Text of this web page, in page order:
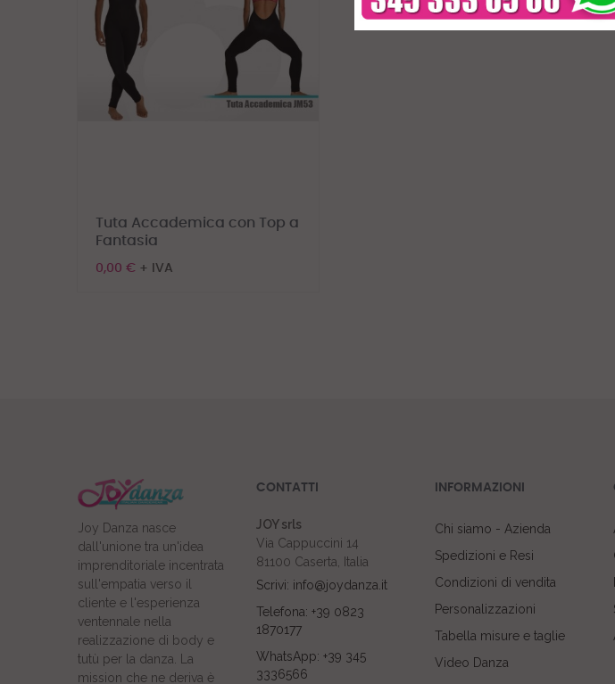
Tuta Accademica con Top a
Fantasia
0,00 € + IVA
Joy Danza nasce
dall'unione tra un'idea
imprenditoriale incentrata
sull'empatia verso il
cliente e l'esperienza
ventennale nella
realizzazione di body e
tutù per la danza. La
mission che ne deriva è
CONTATTI
JOY srls
Via Cappuccini 14
81100 Caserta, Italia
Scrivi: info@joydanza.it
Telefona: +39 0823
1870177
WhatsApp: +39 345
3336566
INFORMAZIONI
Chi siamo - Azienda
Spedizioni e Resi
Condizioni di vendita
Personalizzazioni
Tabella misure e taglie
Video Danza